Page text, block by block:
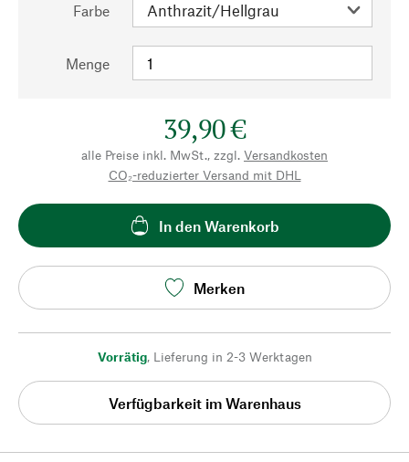
Farbe
Menge
39,90 €
alle Preise inkl. MwSt., zzgl. Versandkosten
CO₂-reduzierter Versand mit DHL
In den Warenkorb
Merken
Vorrätig, Lieferung in 2-3 Werktagen
Verfügbarkeit im Warenhaus